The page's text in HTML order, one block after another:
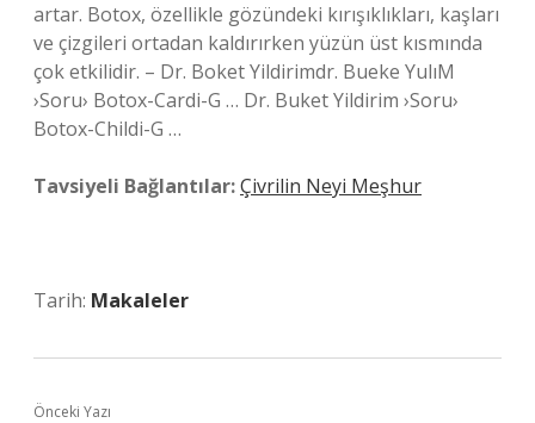
artar. Botox, özellikle gözündeki kırışıklıkları, kaşları
ve çizgileri ortadan kaldırırken yüzün üst kısmında
çok etkilidir. – Dr. Boket Yildirimdr. Bueke YulıM
›Soru› Botox-Cardi-G … Dr. Buket Yildirim ›Soru›
Botox-Childi-G …
Tavsiyeli Bağlantılar:Çivrilin Neyi Meşhur
Tarih: Makaleler
Önceki Yazı